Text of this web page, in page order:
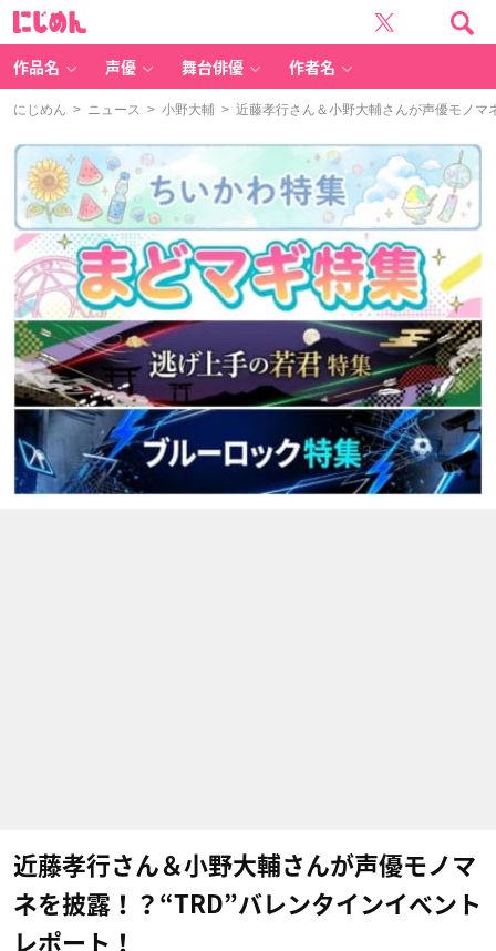
作品名 声優 舞台俳優 作者名
にじめん > ニュース > 小野大輔 > 近藤孝行さん＆小野大輔さんが声優モノマ
近藤孝行さん＆小野大輔さんが声優モノマ
ネを披露！？“TRD”バレンタインイベント
レポート！